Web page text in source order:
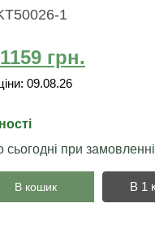
1
1159 грн.
09.08.26
сьогодні при
В кошик В 1